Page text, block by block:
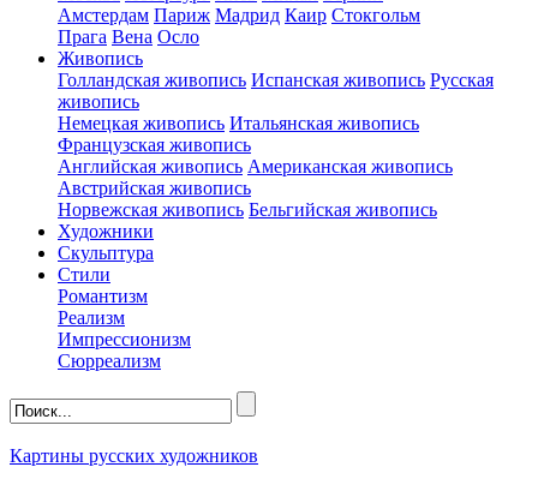
Амстердам Париж Мадрид Каир Стокгольм
Прага Вена Осло
Живопись
Голландская живопись Испанская живопись Русская
живопись
Немецкая живопись Итальянская живопись
Французская живопись
Английская живопись Американская живопись
Австрийская живопись
Норвежская живопись Бельгийская живопись
Художники
Скульптура
Стили
Романтизм
Реализм
Импрессионизм
Сюрреализм
Картины русских художников